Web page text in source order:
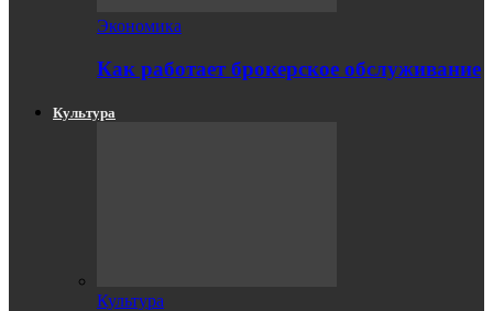
Экономика
Как работает брокерское обслуживание
Культура
Культура